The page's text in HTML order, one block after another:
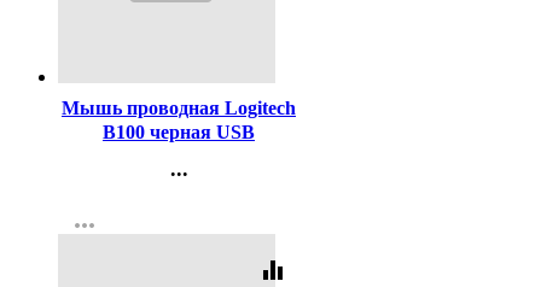
Мышь проводная Logitech
B100 черная USB
...
Регистрация
more_horiz
equalizer